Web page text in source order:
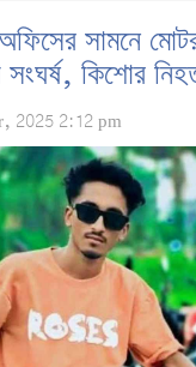
সামনে
কিশোর
2025 2:12 pm